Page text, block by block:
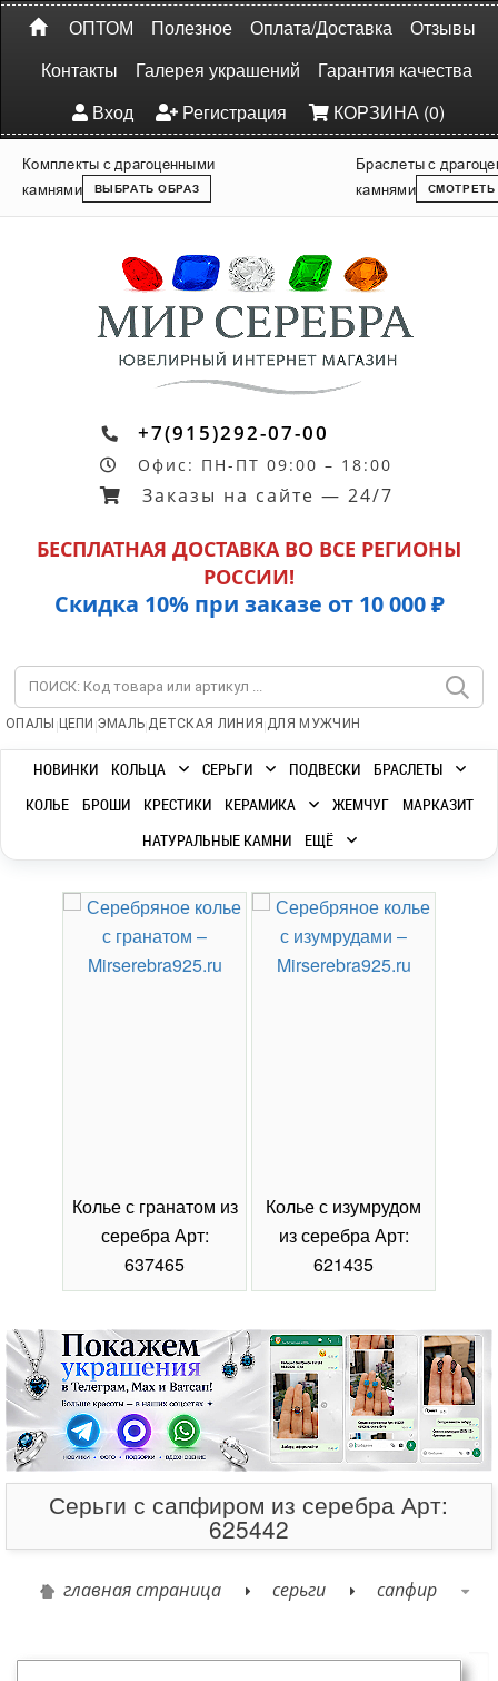
ОПТОМ Полезное Оплата/Доставка
Отзывы
Контакты
Галерея украшений
Гарантия качества
Вход
Регистрация КОРЗИНА (0)
Комплекты с драгоценными
камнями
ВЫБРАТЬ ОБРАЗ
Браслеты с
камнями
СМОТРЕТЬ
+7(915)292-07-00
Офис: ПН-ПТ 09:00 – 18:00
Заказы на сайте — 24/7
БЕСПЛАТНАЯ ДОСТАВКА ВО ВСЕ РЕГИОНЫ
РОССИИ!
Скидка 10% при заказе от 10 000 ₽
ОПАЛЫ | ЦЕПИ |ЭМАЛЬ|ДЕТСКАЯ ЛИНИЯ |ДЛЯ МУЖЧИН
НОВИНКИ КОЛЬЦА СЕРЬГИ ПОДВЕСКИ
БРАСЛЕТЫ
КОЛЬЕ
БРОШИ КРЕСТИКИ КЕРАМИКА ЖЕМЧУГ
МАРКАЗИТ
НАТУРАЛЬНЫЕ КАМНИ
ЕЩЁ
Колье с гранатом из
серебра Арт:
637465
Колье с изумрудом
из серебра Арт:
621435
Серьги с сапфиром из серебра Арт:
625442
главная страница серьги сапфир